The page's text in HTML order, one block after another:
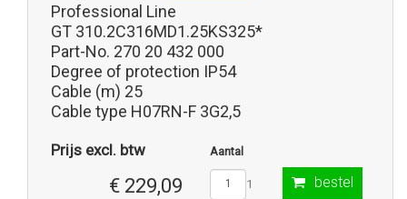
Professional Line
GT 310.2C316MD1.25KS325*
Part-No. 270 20 432 000
Degree of protection IP54
Cable (m) 25
Cable type H07RN-F 3G2,5
Prijs excl. btw
€ 229,09
Aantal
1
bestel